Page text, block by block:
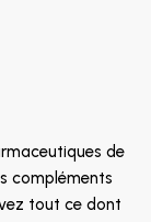
de
compléments
tout ce dont